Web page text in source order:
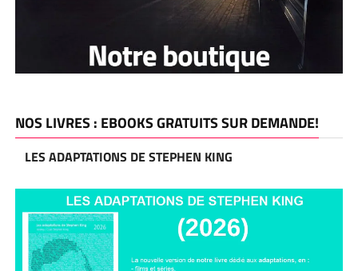
NOS LIVRES : EBOOKS GRATUITS SUR DEMANDE!
LES ADAPTATIONS DE STEPHEN KING